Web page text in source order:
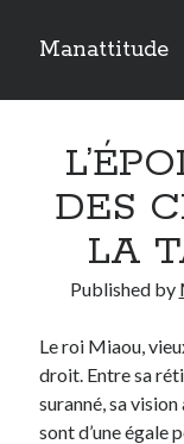
Manattitude
Sidebar
C’est qui moi ?
Le réveil de l’ange…
TOUTES LES
TOUTES
PUBLICATIONS
Search
DES
LA
Published by
Le roi Miaou,
droit. Entre sa
suranné, sa
sont d’une égale